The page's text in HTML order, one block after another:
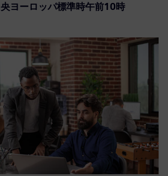
ヨーロッパ標準時午前10時